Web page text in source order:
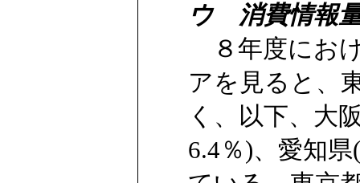
ウ 消費情報
８年度にお
アを見ると、
く、以下、大
6.4％)、愛知